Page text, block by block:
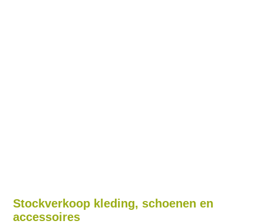
Stockverkoop kleding, schoenen en
accessoires